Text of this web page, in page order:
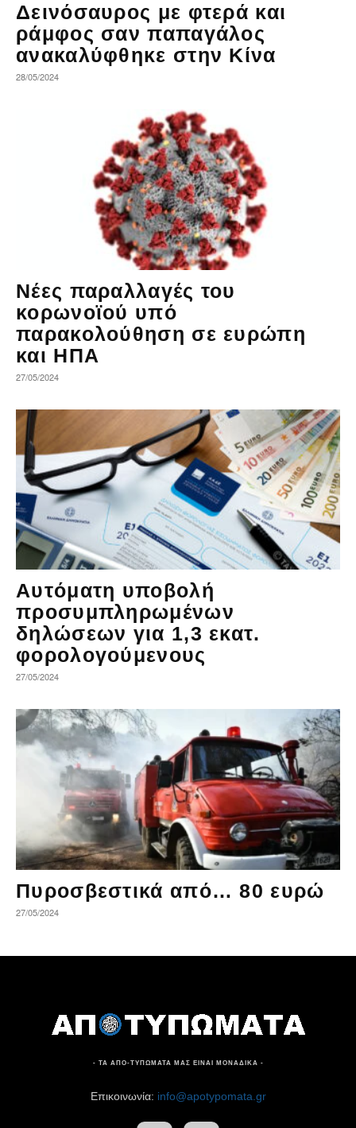
Δεινόσαυρος με φτερά και
ράμφος σαν παπαγάλος
ανακαλύφθηκε στην Κίνα
28/05/2024
Νέες παραλλαγές του
κορωνοϊού υπό
παρακολούθηση σε ευρώπη
και ΗΠΑ
27/05/2024
Αυτόματη υποβολή
προσυμπληρωμένων
δηλώσεων για 1,3 εκατ.
φορολογούμενους
27/05/2024
Πυροσβεστικά από… 80 ευρώ
27/05/2024
- ΤΑ ΑΠΟ-ΤΥΠΩΜΑΤΑ ΜΑΣ ΕΙΝΑΙ ΜΟΝΑΔΙΚΑ -
Επικοινωνία: info@apotypomata.gr